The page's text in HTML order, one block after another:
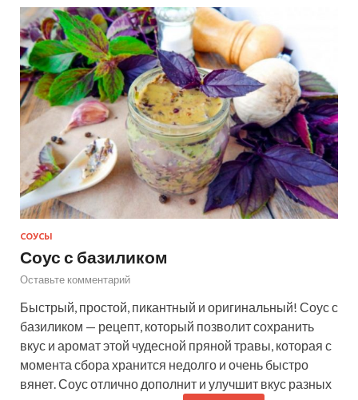
СОУСЫ
Соус с базиликом
Оставьте комментарий
Быстрый, простой, пикантный и оригинальный! Соус с
базиликом — рецепт, который позволит сохранить
вкус и аромат этой чудесной пряной травы, которая с
момента сбора хранится недолго и очень быстро
вянет. Соус отлично дополнит и улучшит вкус разных